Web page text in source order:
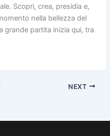
Scopri, crea, presidia e,
nella bellezza del
grande partita inizia qui, tra
NEXT